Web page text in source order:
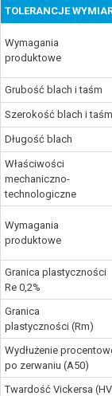
TOLERANCJE
Wymagania
produktowe
Grubość blach i taśm
Szerokość blach i taśm
Długość blach
Właściwości
mechaniczno-
technologiczne
Wymagania
produktowe
Granica plastyczności
Re 0,2%
Granica
plastyczności (Rm)
Wydłużenie
po zerwaniu (A50)
Twardość Vickersa (HV